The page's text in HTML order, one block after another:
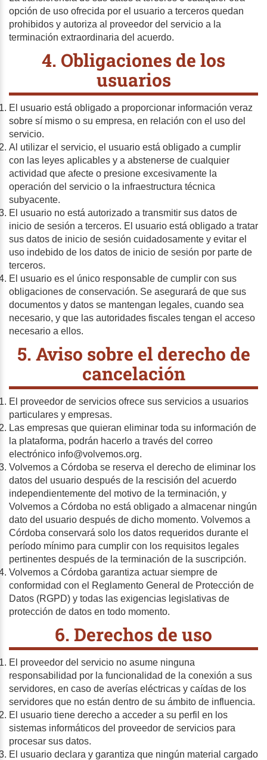
opción de uso ofrecida por el usuario a terceros quedan
prohibidos y autoriza al proveedor del servicio a la
terminación extraordinaria del acuerdo.
4. Obligaciones de los
usuarios
El usuario está obligado a proporcionar información veraz
sobre sí mismo o su empresa, en relación con el uso del
servicio.
Al utilizar el servicio, el usuario está obligado a cumplir
con las leyes aplicables y a abstenerse de cualquier
actividad que afecte o presione excesivamente la
operación del servicio o la infraestructura técnica
subyacente.
El usuario no está autorizado a transmitir sus datos de
inicio de sesión a terceros. El usuario está obligado a tratar
sus datos de inicio de sesión cuidadosamente y evitar el
uso indebido de los datos de inicio de sesión por parte de
terceros.
El usuario es el único responsable de cumplir con sus
obligaciones de conservación. Se asegurará de que sus
documentos y datos se mantengan legales, cuando sea
necesario, y que las autoridades fiscales tengan el acceso
necesario a ellos.
5. Aviso sobre el derecho de
cancelación
El proveedor de servicios ofrece sus servicios a usuarios
particulares y empresas.
Las empresas que quieran eliminar toda su información de
la plataforma, podrán hacerlo a través del correo
electrónico info@volvemos.org.
Volvemos a Córdoba se reserva el derecho de eliminar los
datos del usuario después de la rescisión del acuerdo
independientemente del motivo de la terminación, y
Volvemos a Córdoba no está obligado a almacenar ningún
dato del usuario después de dicho momento. Volvemos a
Córdoba conservará solo los datos requeridos durante el
período mínimo para cumplir con los requisitos legales
pertinentes después de la terminación de la suscripción.
Volvemos a Córdoba garantiza actuar siempre de
conformidad con el Reglamento General de Protección de
Datos (RGPD) y todas las exigencias legislativas de
protección de datos en todo momento.
6. Derechos de uso
El proveedor del servicio no asume ninguna
responsabilidad por la funcionalidad de la conexión a sus
servidores, en caso de averías eléctricas y caídas de los
servidores que no están dentro de su ámbito de influencia.
El usuario tiene derecho a acceder a su perfil en los
sistemas informáticos del proveedor de servicios para
procesar sus datos.
El usuario declara y garantiza que ningún material cargado